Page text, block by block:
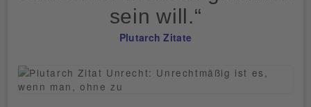
sein will.“
Plutarch Zitate